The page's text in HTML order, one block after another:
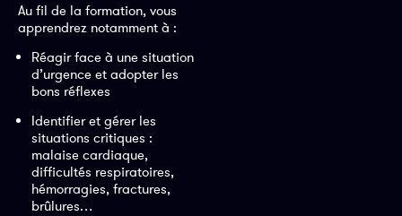
Au fil de la formation, vous
apprendrez notamment à :
Réagir face à une situation
d’urgence et adopter les
bons réflexes
Identifier et gérer les
situations critiques :
malaise cardiaque,
difficultés respiratoires,
hémorragies, fractures,
brûlures…